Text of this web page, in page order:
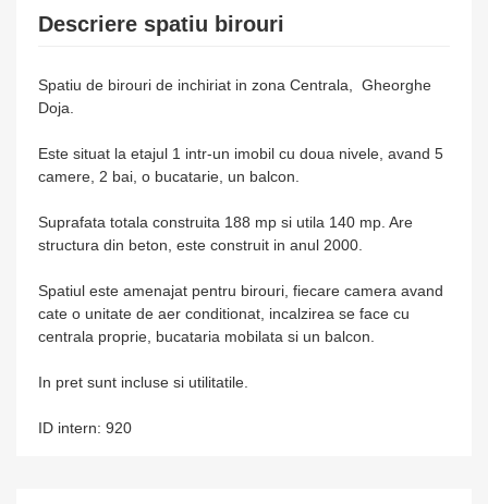
Descriere spatiu birouri
Spatiu de birouri de inchiriat in zona Centrala, Gheorghe
Doja.
Este situat la etajul 1 intr-un imobil cu doua nivele, avand 5
camere, 2 bai, o bucatarie, un balcon.
Suprafata totala construita 188 mp si utila 140 mp. Are
structura din beton, este construit in anul 2000.
Spatiul este amenajat pentru birouri, fiecare camera avand
cate o unitate de aer conditionat, incalzirea se face cu
centrala proprie, bucataria mobilata si un balcon.
In pret sunt incluse si utilitatile.
ID intern: 920